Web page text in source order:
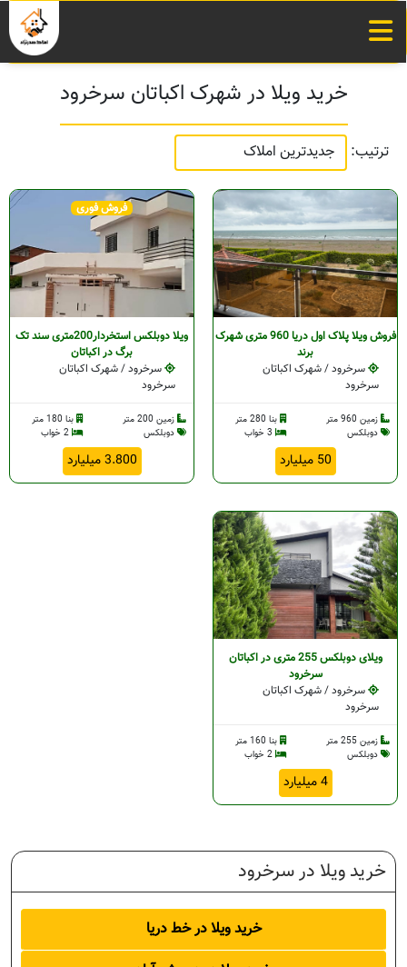
خرید ویلا در شهرک اکباتان سرخرود
ترتیب:
فروش ویلا پلاک اول دریا 960 متری شهرک
برند
سرخرود / شهرک اکباتان
سرخرود
زمین 960 متر
بنا 280 متر
دوبلکس
50 میلیارد
فروش فوری
ویلا دوبلکس استخردار200متری سند تک
برگ در اکباتان
سرخرود / شهرک اکباتان
سرخرود
زمین 200 متر
بنا 180 متر
دوبلکس
3.800 میلیارد
ویلای دوبلکس 255 متری در اکباتان
سرخرود
سرخرود / شهرک اکباتان
سرخرود
زمین 255 متر
بنا 160 متر
دوبلکس
4 میلیارد
خرید ویلا در سرخرود
خرید ویلا در خط دریا